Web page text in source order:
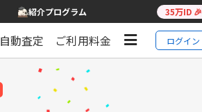
紹介プログラム 35万ID 🎉
自動査定 ご利用料金 ログイン